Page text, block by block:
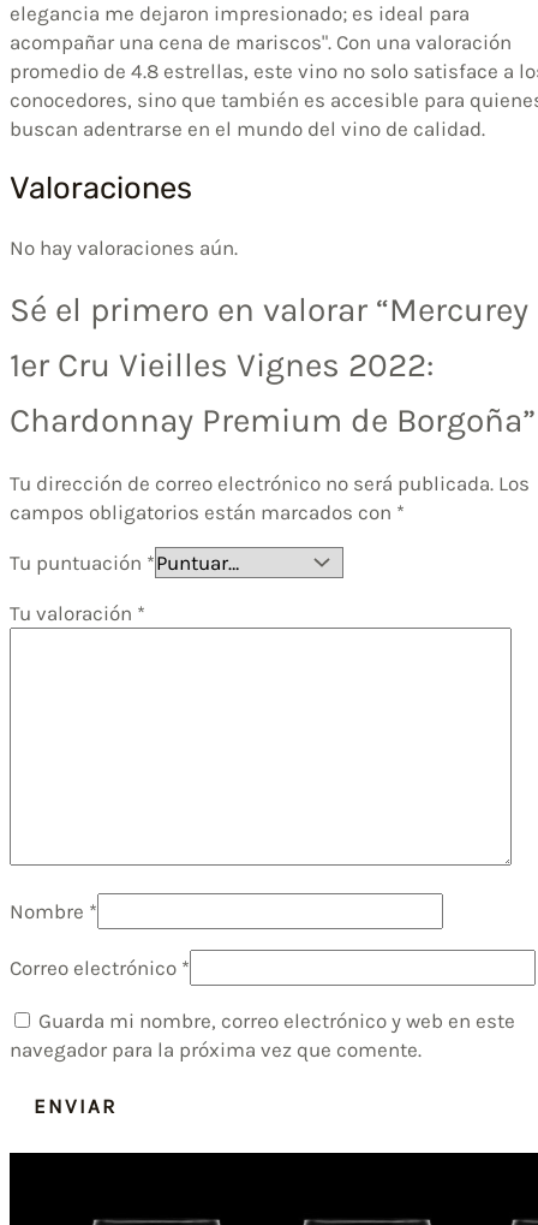
elegancia me dejaron impresionado; es ideal para
acompañar una cena de mariscos". Con una valoración
promedio de 4.8 estrellas, este vino no solo satisface a
conocedores, sino que también es accesible para
buscan adentrarse en el mundo del vino de calidad.
Valoraciones
No hay valoraciones aún.
Sé el primero en valorar “Mercurey
1er Cru Vieilles Vignes 2022:
Chardonnay Premium de Borgoña”
Tu dirección de correo electrónico no será publicada. Los
campos obligatorios están marcados con *
Tu puntuación *
Tu valoración *
Nombre *
Correo electrónico *
Guarda mi nombre, correo electrónico y web en este
navegador para la próxima vez que comente.